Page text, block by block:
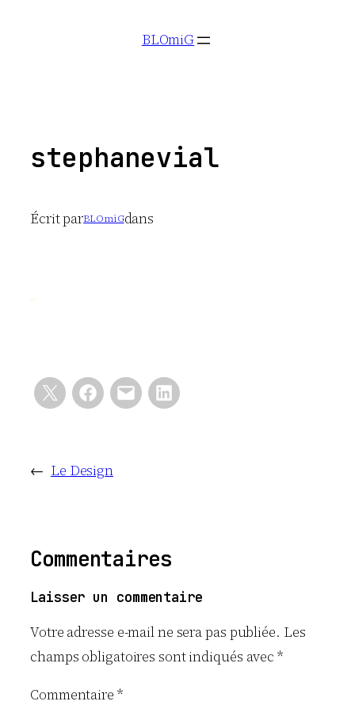
BLOmiG
stephanevial
Écrit parBLOmiGdans
← Le Design
Commentaires
Laisser un commentaire
Votre adresse e-mail ne sera pas publiée. Les
champs obligatoires sont indiqués avec*
Commentaire *